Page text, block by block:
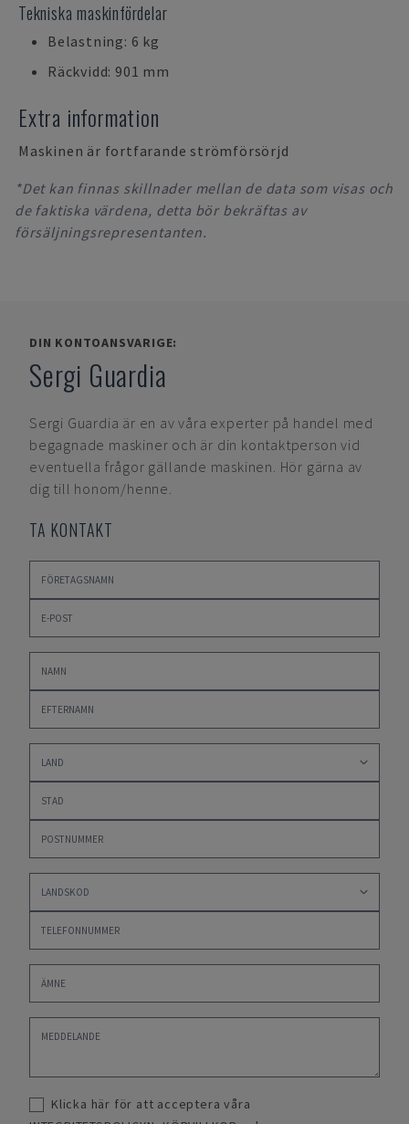
Tekniska maskinfördelar
Belastning: 6 kg
Räckvidd: 901 mm
Extra information
Maskinen är fortfarande strömförsörjd
*Det kan finnas skillnader mellan de data som visas och
de faktiska värdena, detta bör bekräftas av
försäljningsrepresentanten.
DIN KONTOANSVARIGE:
Sergi Guardia
Sergi Guardia är en av våra experter på handel med
begagnade maskiner och är din kontaktperson vid
eventuella frågor gällande maskinen. Hör gärna av
dig till honom/henne.
TA KONTAKT
Klicka här för att acceptera våra